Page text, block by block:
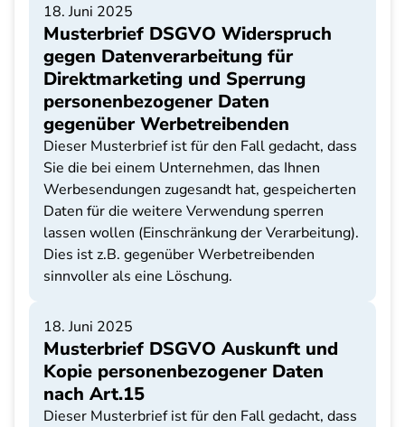
18. Juni 2025
Musterbrief DSGVO Widerspruch
gegen Datenverarbeitung für
Direktmarketing und Sperrung
personenbezogener Daten
gegenüber Werbetreibenden
Dieser Musterbrief ist für den Fall gedacht, dass
Sie die bei einem Unternehmen, das Ihnen
Werbesendungen zugesandt hat, gespeicherten
Daten für die weitere Verwendung sperren
lassen wollen (Einschränkung der Verarbeitung).
Dies ist z.B. gegenüber Werbetreibenden
sinnvoller als eine Löschung.
18. Juni 2025
Musterbrief DSGVO Auskunft und
Kopie personenbezogener Daten
nach Art.15
Dieser Musterbrief ist für den Fall gedacht, dass